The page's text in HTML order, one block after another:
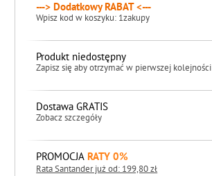
---> Dodatkowy RABAT <---
Wpisz kod w koszyku: 1zakupy
Produkt niedostępny
Zapisz się aby otrzymać w pierwszej kolejności
Dostawa GRATIS
Zobacz szczegóły
PROMOCJA RATY 0%
Rata Santander już od: 199,80 zł